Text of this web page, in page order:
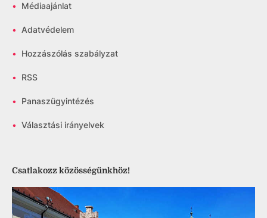
• Médiaajánlat
• Adatvédelem
• Hozzászólás szabályzat
• RSS
• Panaszügyintézés
• Választási irányelvek
Csatlakozz közösségünkhöz!